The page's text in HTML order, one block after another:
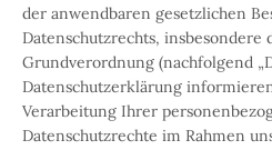
der anwendbaren gesetzlichen
Datenschutzrechts, insbesondere
Grundverordnung (nachfolgend
Datenschutzerklärung
Verarbeitung Ihrer
Datenschutzrechte im Rahmen